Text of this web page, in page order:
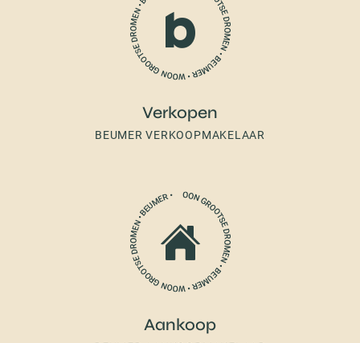
Verkopen
BEUMER VERKOOPMAKELAAR
Aankoop